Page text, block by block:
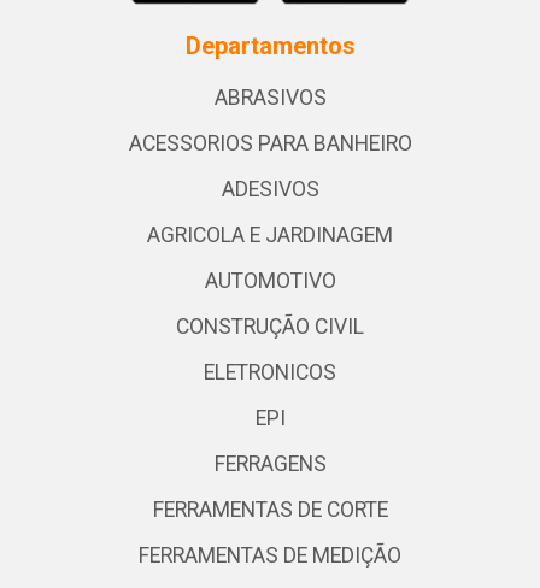
Departamentos
ABRASIVOS
ACESSORIOS PARA BANHEIRO
ADESIVOS
AGRICOLA E JARDINAGEM
AUTOMOTIVO
CONSTRUÇÃO CIVIL
ELETRONICOS
EPI
FERRAGENS
FERRAMENTAS DE CORTE
FERRAMENTAS DE MEDIÇÃO